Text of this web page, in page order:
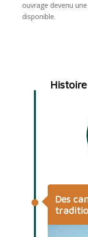
ouvrage devenu
disponible.
Des